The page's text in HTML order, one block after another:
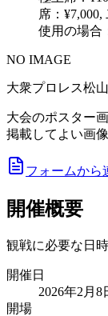
席：
使用の場合
NO IMAGE
大衆プロレス松
大会のポスター
掲載してよい画
フォームから
開催概要
観戦に必要な日
開催日
2026年2月8
開場